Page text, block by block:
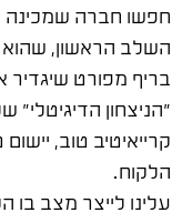
חפשו חברה שמכינה
השלב הראשון, שהוא
בריף מפורט שיגדיר
"הניצחון הדיגיטלי"
קרייאיטיב טוב,
הלקוח.
עלינו לייצר מצב בו